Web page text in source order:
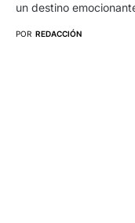
un destino
POR REDACCIÓN